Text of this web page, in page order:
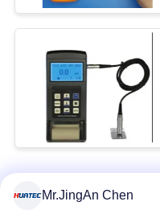
Beliebte
Mr.JingAn Chen